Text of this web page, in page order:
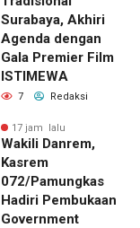
Surabaya, Akhiri
Agenda dengan
Gala Premier Film
ISTIMEWA
7 Redaksi
17 jam lalu
Wakili Danrem,
Kasrem
072/Pamungkas
Hadiri Pembukaan
Government